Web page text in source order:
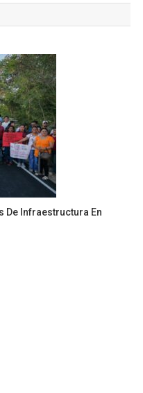
De Infraestructura En